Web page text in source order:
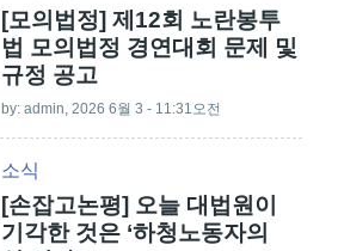
[모의법정] 제12회 노란봉투
법 모의법정 경연대회 문제 및
규정 공고
by: admin, 2026 6월 3 - 11:31오전
소식
[손잡고논평] 오늘 대법원이
기각한 것은 ‘하청노동자의